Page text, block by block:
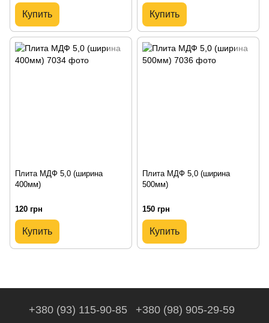
Купить Купить
Плита МДФ 5,0 (ширина
400мм)
120 грн
Купить
Плита МДФ 5,0 (ширина
500мм)
150 грн
Купить
+380 (93) 115-90-85 +380 (98) 905-29-59